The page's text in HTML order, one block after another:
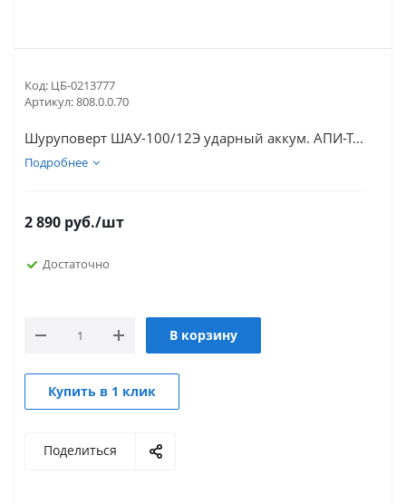
Код: ЦБ-0213777
Артикул:808.0.0.70
Шуруповерт ШАУ-100/12Э ударный аккум. АПИ-Т...
Подробнее
2 890 руб./шт
Достаточно
В корзину
Купить в 1 клик
Поделиться